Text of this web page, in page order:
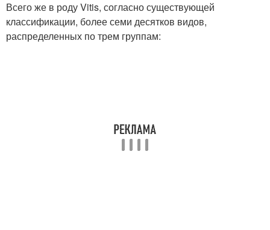
Всего же в роду Vitis, согласно существующей
классификации, более семи десятков видов,
распределенных по трем группам: